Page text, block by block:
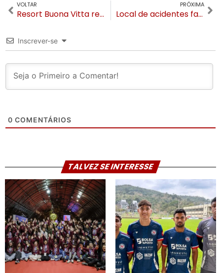
VOLTAR
Resort Buona Vitta realiza o Sapori de Piazza todos os sábados em Gramado
PRÓXIMA
Local de acidentes fatais, travessia da RS-115 na Várzea vai ganhar viaduto com passarela￼
Inscrever-se
0 COMENTÁRIOS
TALVEZ SE INTERESSE